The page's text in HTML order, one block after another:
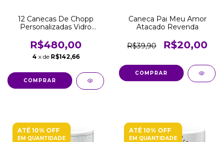
12 Canecas De Chopp
Personalizadas Vidro
Revenda
R$480,00
4 x de R$142,66
Caneca Pai Meu Amor
Atacado Revenda
R$39,90 R$20,00
COMPRAR
ATÉ 10% OFF
EM QUANTIDADE
ATÉ 10% OFF
EM QUANTIDADE